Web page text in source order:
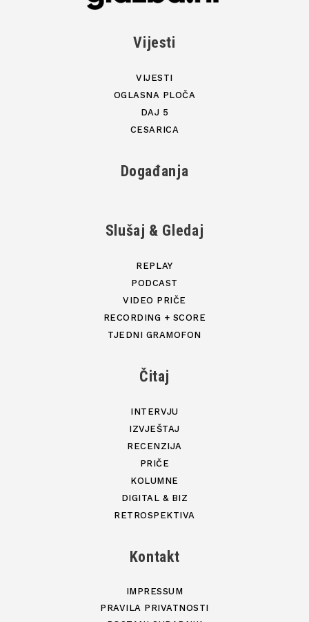
Vijesti
VIJESTI
OGLASNA PLOČA
DAJ 5
CESARICA
Događanja
Slušaj & Gledaj
REPLAY
PODCAST
VIDEO PRIČE
RECORDING + SCORE
TJEDNI GRAMOFON
Čitaj
INTERVJU
IZVJEŠTAJ
RECENZIJA
PRIČE
KOLUMNE
DIGITAL & BIZ
RETROSPEKTIVA
Kontakt
IMPRESSUM
PRAVILA PRIVATNOSTI